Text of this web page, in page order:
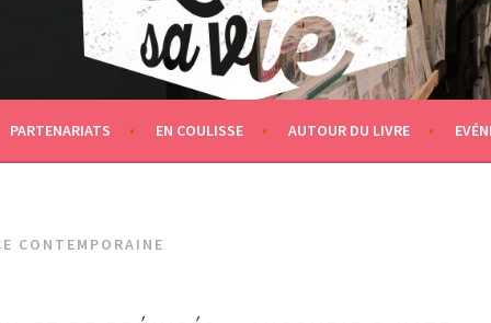
PARTENARIATS EN COULISSE AUTOUR DU LIVRE
CONTEMPORAINE